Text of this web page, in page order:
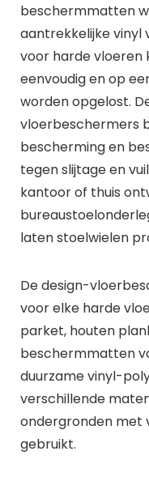
beschermmatten
aantrekkelijke
voor harde vloeren
eenvoudig en op
worden opgelost.
vloerbeschermers
bescherming en
tegen slijtage en
kantoor of thuis
laten stoelwielen
De design-
voor elke harde
parket, houten
beschermmatten
duurzame vinyl-
verschillende
ondergronden met
gebruikt.